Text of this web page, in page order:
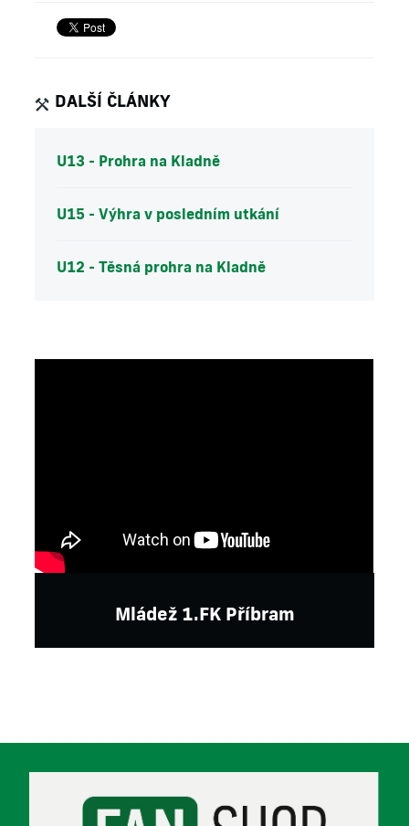
DALŠÍ ČLÁNKY
U13 - Prohra na Kladně
U15 - Výhra v posledním utkání
U12 - Těsná prohra na Kladně
Mládež 1.FK Příbram